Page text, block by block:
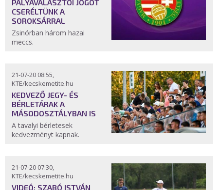
PÁLYAVÁLASZTÓI JOGOT
CSERÉLTÜNK A
SOROKSÁRRAL
Zsinórban három hazai
meccs.
21-07-20 08:55,
KTE/kecskemetite.hu
KEDVEZŐ JEGY- ÉS
BÉRLETÁRAK A
MÁSODOSZTÁLYBAN IS
A tavalyi bérletesek
kedvezményt kapnak.
21-07-20 07:30,
KTE/kecskemetite.hu
VIDEÓ: SZABÓ ISTVÁN